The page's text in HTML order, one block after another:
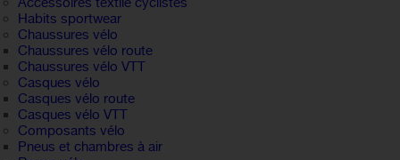
Habits sportwear
Chaussures vélo
Chaussures vélo route
Chaussures vélo VTT
Casques vélo
Casques vélo route
Casques vélo VTT
Composants vélo
Pneus et chambres à air